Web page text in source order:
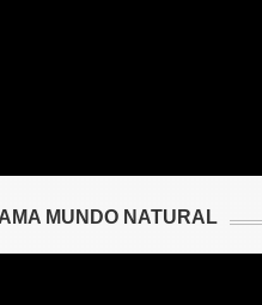
MUNDO NATURAL